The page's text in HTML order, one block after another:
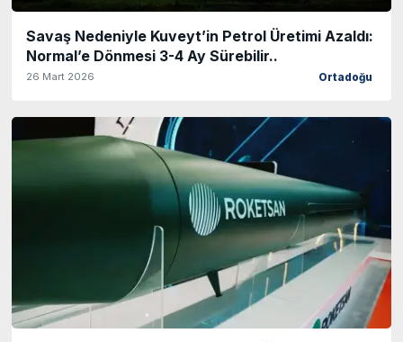
Savaş Nedeniyle Kuveyt’in Petrol Üretimi Azaldı:
Normal’e Dönmesi 3-4 Ay Sürebilir..
26 Mart 2026 Ortadoğu